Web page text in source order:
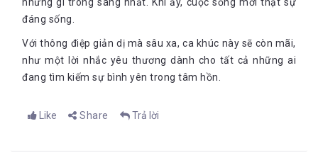
ảnh hưởng đến những người liên quan. Đây chính là phần mà
người đọc lắng đọng lại nhiều nhất và tưởng tượng những biến
cố khủng khiếp nào đã ập xuống cuộc đời khiến chị không còn
đường nào khác, không còn nơi ẩn nấp an toà phải quyết định
trốn chạy khỏi tổ quốc, nơi chôn nhau cắt rốn và những người
ruột thịt của mình. Không ai có thể không dừng lại suy nghĩ khi
"Tôi đã cố gắng viết cho xong mục này - 8.808 từ cả thảy. Câu
chuyện tôi chưa từng kế ra này cho biết lý do vì sao tôi buộc
đáng sống.
Với thông điệp giản dị mà sâu xa, ca khúc này sẽ còn mãi,
như một lời nhắc yêu thương dành cho tất cả những ai
đang tìm kiếm sự bình yên trong tâm hồn.
Like Share Trả lời